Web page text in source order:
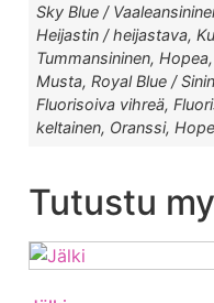
Sky Blue /
Heijastin / heijastava,
Tummansininen,
Musta, Royal Blue /
Fluorisoiva vihreä,
keltainen, Oranssi,
Tutustu